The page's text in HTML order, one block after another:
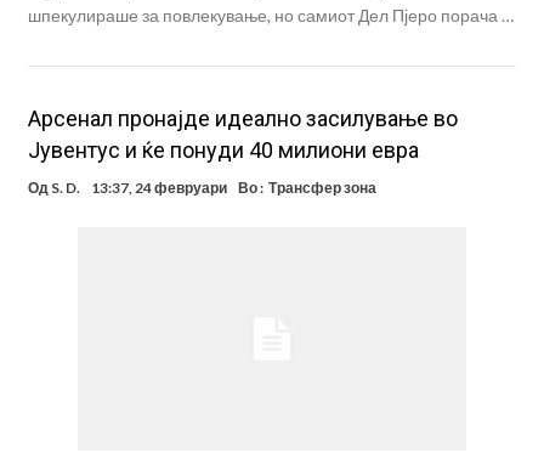
шпекулираше за повлекување, но самиот Дел Пјеро порача …
Aрсенал пронајде идеално засилување во
Јувентус и ќе понуди 40 милиони евра
Од S. D. 13:37, 24 февруари Во : Трансфер зона